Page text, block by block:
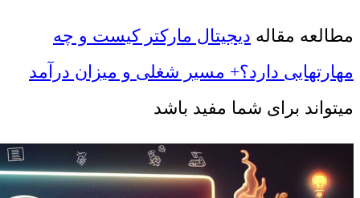
مطالعه مقاله دیجیتال مارکتر کیست و چه
مهارتهایی دارد؟+ مسیر شغلی و میزان درآمد
میتواند برای شما مفید باشد